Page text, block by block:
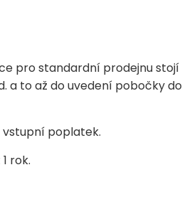
pro standardní prodejnu stojí
a to až do uvedení pobočky do
vstupní poplatek.
rok.